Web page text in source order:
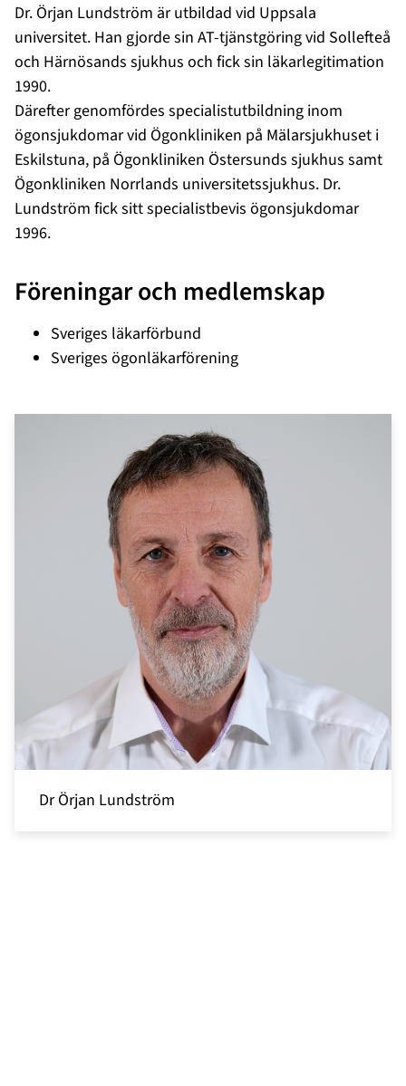
Dr. Örjan Lundström är utbildad vid Uppsala
universitet. Han gjorde sin AT-tjänstgöring vid Sollefteå
och Härnösands sjukhus och fick sin läkarlegitimation
1990.
Därefter genomfördes specialistutbildning inom
ögonsjukdomar vid Ögonkliniken på Mälarsjukhuset i
Eskilstuna, på Ögonkliniken Östersunds sjukhus samt
Ögonkliniken Norrlands universitetssjukhus. Dr.
Lundström fick sitt specialistbevis ögonsjukdomar
1996.
Föreningar och medlemskap
Sveriges läkarförbund
Sveriges ögonläkarförening
Dr Örjan Lundström